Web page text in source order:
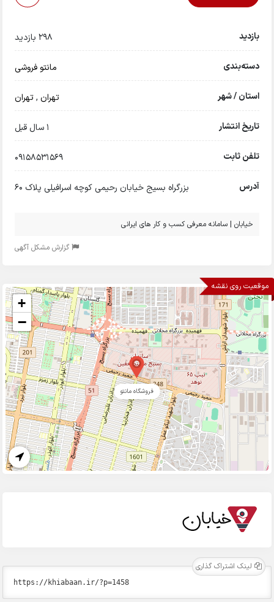
بازدید 298 بازدید
دسته‌بندی مانتو فروشی
استان / شهر تهران,تهران
تاریخ انتشار 1 سال قبل
تلفن ثابت 09158531569
آدرس بزرگراه بسیج خیابان رحیمی کوچه اسرافیلی پلاک 60
خیابان | سامانه معرفی کسب و کار های ایرانی
گزارش مشکل آگهی
موقعیت روی نقشه
فروشگاه مانتو
+
−
لینک اشتراک گذاری